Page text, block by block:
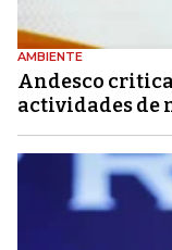
AMBIENTE
Andesco
actividades de